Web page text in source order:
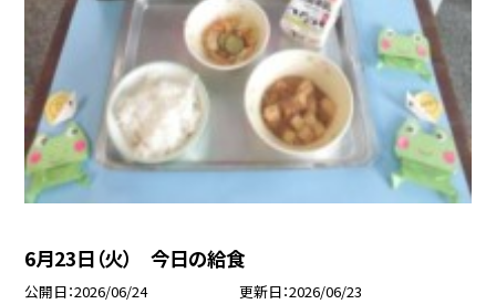
6月23日（火） 今日の給食
公開日 2026/06/24 更新日 2026/06/23